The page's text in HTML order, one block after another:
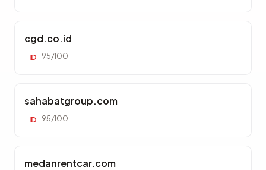
cgd.co.id
ID 95/100
sahabatgroup.com
ID 95/100
medanrentcar.com